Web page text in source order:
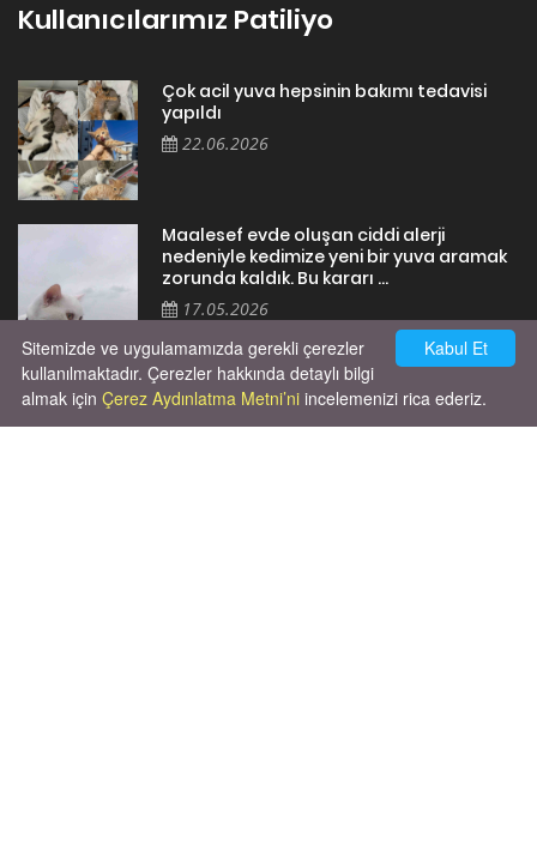
Kullanıcılarımız Patiliyo
Çok acil yuva hepsinin bakımı tedavisi
yapıldı
22.06.2026
Maalesef evde oluşan ciddi alerji
nedeniyle kedimize yeni bir yuva aramak
zorunda kaldık. Bu kararı ...
17.05.2026
Kabul Et
Sitemizde ve uygulamamızda gerekli çerezler
kullanılmaktadır. Çerezler hakkında detaylı bilgi
almak için Çerez Aydınlatma Metni’ni incelemenizi rica ederiz.